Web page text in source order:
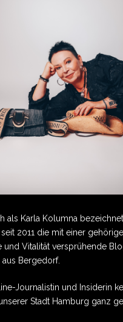
als Karla Kolumna
2011 die mit einer
und Vitalität versprühende
aus Bergedorf.
Journalistin und Insiderin
Stadt Hamburg ganz